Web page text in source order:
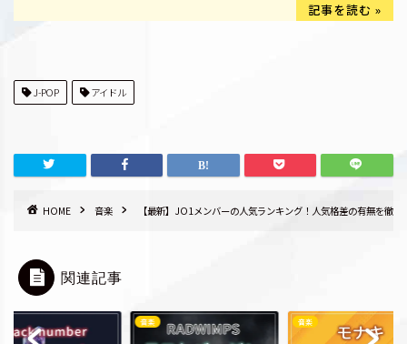
J-POP アイドル
HOME 音楽 【最新】JO1メンバーの人気ランキング！人気格差の有無を徹底
関連記事
音楽 音楽